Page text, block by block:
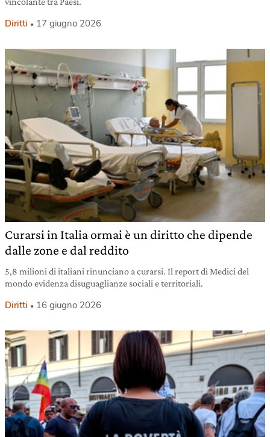
Diritti 17 giugno 2026
Curarsi in Italia ormai è un diritto che dipende
dalle zone e dal reddito
5,8 milioni di italiani rinunciano a curarsi. Il report di Medici del
mondo evidenza disuguaglianze sociali e territoriali.
Diritti 16 giugno 2026